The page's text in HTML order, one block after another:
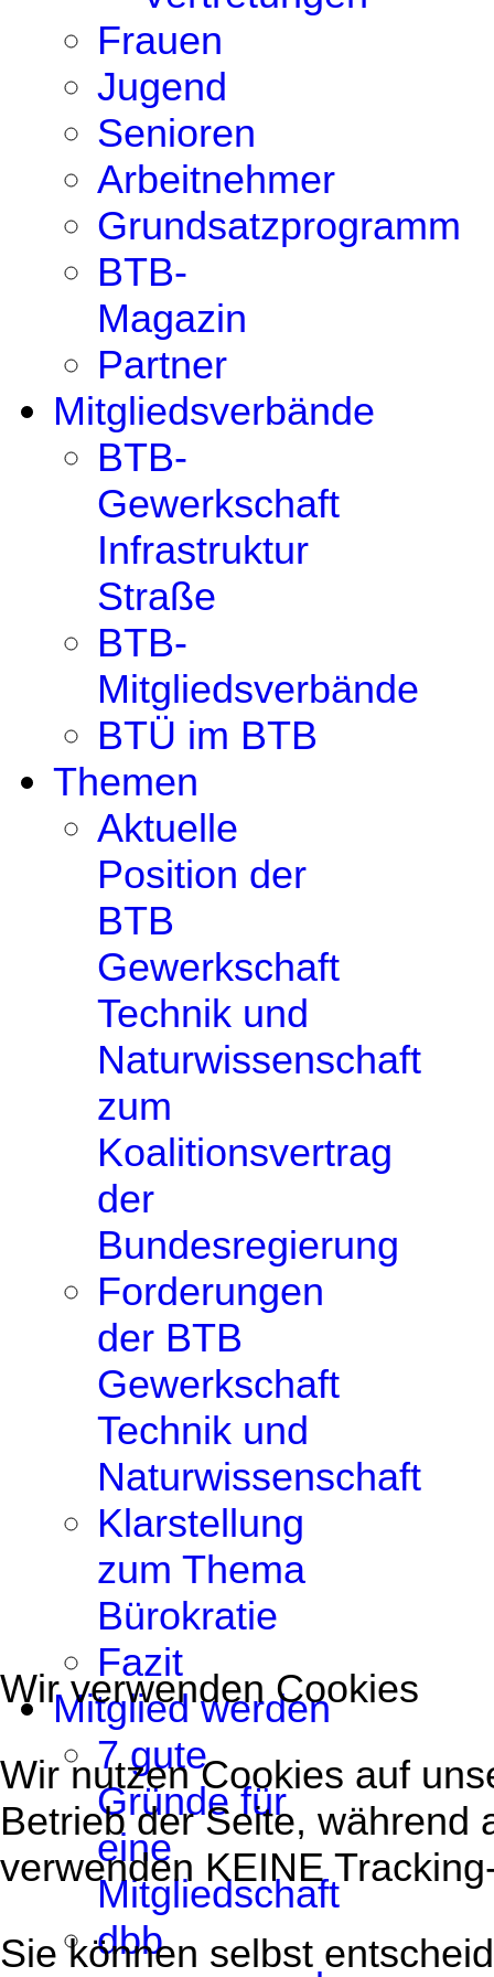
Frauen
Jugend
Senioren
Arbeitnehmer
Grundsatzprogramm
BTB-
Magazin
Partner
Mitgliedsverbände
BTB-
Gewerkschaft
Infrastruktur
Straße
BTB-
Mitgliedsverbände
BTÜ im BTB
Themen
Aktuelle
Position der
BTB
Gewerkschaft
Technik und
Naturwissenschaft
zum
Koalitionsvertrag
der
Bundesregierung
Forderungen
der BTB
Gewerkschaft
Technik und
Naturwissenschaft
Klarstellung
zum Thema
Bürokratie
Fazit
Mitglied werden
7 gute
Gründe für
eine
Mitgliedschaft
dbb
Wir verwenden Cookies
Wir nutzen Cookies auf
Betrieb der Seite, während
verwenden KEINE
Sie können selbst